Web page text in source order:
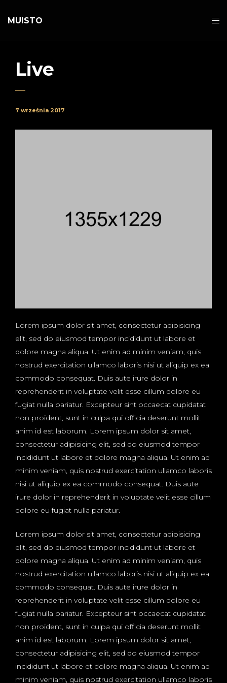
MUISTO
Live
7 września 2017
Lorem ipsum dolor sit amet, consectetur adipisicing
elit, sed do eiusmod tempor incididunt ut labore et
dolore magna aliqua. Ut enim ad minim veniam, quis
nostrud exercitation ullamco laboris nisi ut aliquip ex ea
commodo consequat. Duis aute irure dolor in
reprehenderit in voluptate velit esse cillum dolore eu
fugiat nulla pariatur. Excepteur sint occaecat cupidatat
non proident, sunt in culpa qui officia deserunt mollit
anim id est laborum. Lorem ipsum dolor sit amet,
consectetur adipisicing elit, sed do eiusmod tempor
incididunt ut labore et dolore magna aliqua. Ut enim ad
minim veniam, quis nostrud exercitation ullamco laboris
nisi ut aliquip ex ea commodo consequat. Duis aute
irure dolor in reprehenderit in voluptate velit esse cillum
dolore eu fugiat nulla pariatur.
Lorem ipsum dolor sit amet, consectetur adipisicing
elit, sed do eiusmod tempor incididunt ut labore et
dolore magna aliqua. Ut enim ad minim veniam, quis
nostrud exercitation ullamco laboris nisi ut aliquip ex ea
commodo consequat. Duis aute irure dolor in
reprehenderit in voluptate velit esse cillum dolore eu
fugiat nulla pariatur. Excepteur sint occaecat cupidatat
non proident, sunt in culpa qui officia deserunt mollit
anim id est laborum. Lorem ipsum dolor sit amet,
consectetur adipisicing elit, sed do eiusmod tempor
incididunt ut labore et dolore magna aliqua. Ut enim ad
minim veniam, quis nostrud exercitation ullamco laboris